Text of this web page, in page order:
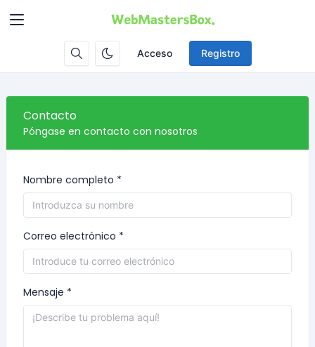
Acceso Registro
Contacto
Póngase en contacto con nosotros
Nombre completo *
Correo electrónico *
Mensaje *